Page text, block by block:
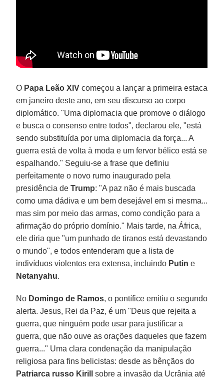
O Papa Leão XIV começou a lançar a primeira estaca
em janeiro deste ano, em seu discurso ao corpo
diplomático. "Uma diplomacia que promove o diálogo
e busca o consenso entre todos", declarou ele, "está
sendo substituída por uma diplomacia da força... A
guerra está de volta à moda e um fervor bélico está se
espalhando." Seguiu-se a frase que definiu
perfeitamente o novo rumo inaugurado pela
presidência deTrump: "A paz não é mais buscada
como uma dádiva e um bem desejável em si mesma...
mas sim por meio das armas, como condição para a
afirmação do próprio domínio." Mais tarde, na África,
ele diria que "um punhado de tiranos está devastando
o mundo", e todos entenderam que a lista de
indivíduos violentos era extensa, incluindo Putin e
Netanyahu.
No Domingo de Ramos, o pontífice emitiu o segundo
alerta. Jesus, Rei da Paz, é um "Deus que rejeita a
guerra, que ninguém pode usar para justificar a
guerra, que não ouve as orações daqueles que fazem
guerra..." Uma clara condenação da manipulação
religiosa para fins belicistas: desde as bênçãos do
Patriarca russo Kirill
sobre a invasão da Ucrânia até